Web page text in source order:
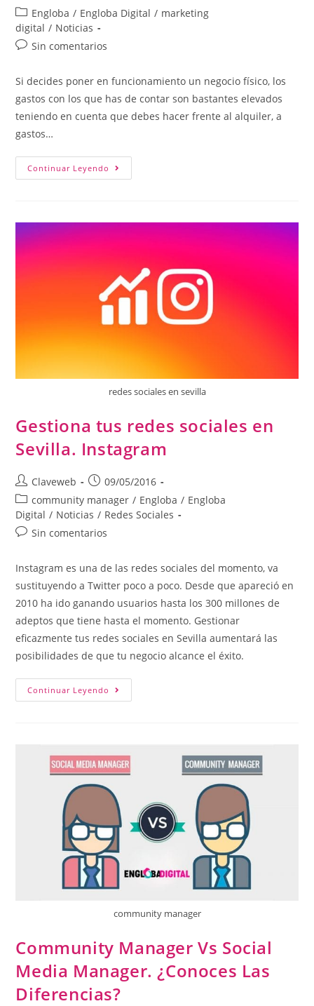
Engloba / Engloba Digital / marketing
digital / Noticias
Sin comentarios
Si decides poner en funcionamiento un negocio físico, los
gastos con los que has de contar son bastantes elevados
teniendo en cuenta que debes hacer frente al alquiler, a
gastos…
Continuar Leyendo
redes sociales en sevilla
Gestiona tus redes sociales en
Sevilla. Instagram
Claveweb
09/05/2016
community manager / Engloba / Engloba
Digital / Noticias / Redes Sociales
Sin comentarios
Instagram es una de las redes sociales del momento, va
sustituyendo a Twitter poco a poco. Desde que apareció en
2010 ha ido ganando usuarios hasta los 300 millones de
adeptos que tiene hasta el momento. Gestionar
eficazmente tus redes sociales en Sevilla aumentará las
posibilidades de que tu negocio alcance el éxito.
Continuar Leyendo
community manager
Community Manager Vs Social
Media Manager. ¿Conoces Las
Diferencias?